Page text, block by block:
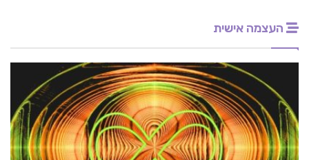
העצמה אישית